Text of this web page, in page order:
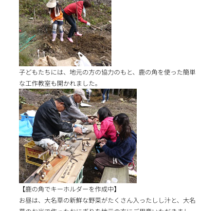
子どもたちには、地元の方の協力のもと、鹿の角を使った簡単
な工作教室も開かれました。
【鹿の角でキーホルダーを作成中】
お昼は、大名草の新鮮な野菜がたくさん入ったしし汁と、大名